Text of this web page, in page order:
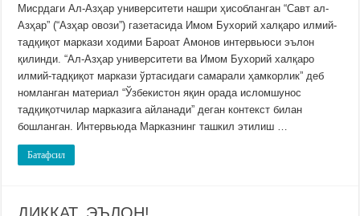
Мисрдаги Ал-Азҳар университети нашри ҳисобланган “Савт ал-
Азҳар” (“Азҳар овози”) газетасида Имом Бухорий халқаро илмий-
тадқиқот маркази ходими Бароат Амонов интервьюси эълон
қилинди. “Ал-Азҳар университети ва Имом Бухорий халқаро
илмий-тадқиқот маркази ўртасидаги самарали ҳамкорлик” деб
номланган материал “Ўзбекистон яқин орада исломшунос
тадқиқотчилар марказига айланади” деган контекст билан
бошланган. Интервьюда Марказнинг ташкил этилиш …
Батафсил